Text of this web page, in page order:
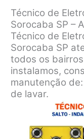
Técnico de
Sorocaba SP –
Técnico de
Sorocaba SP
todos os
instalamos,
manutenção
de lavar.